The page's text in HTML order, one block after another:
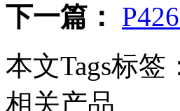
下一篇：
本文Tags标签
相关产品